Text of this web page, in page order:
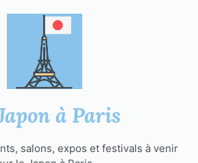
à Paris
salons, expos et festivals à venir